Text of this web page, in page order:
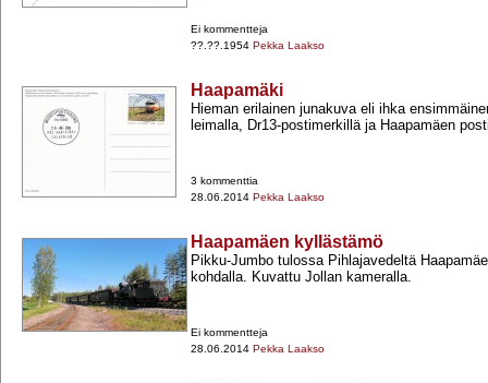
Ei kommentteja
??.??.1954 Pekka Laakso
Haapamäki
Hieman erilainen junakuva eli ihka
leimalla, Dr13-​postimerkillä ja Haapamäen
3 kommenttia
28.06.2014 Pekka Laakso
Haapamäen kyllästämö
Pikku-​Jumbo tulossa Pihlajavedeltä
kohdalla. Kuvattu Jollan kameralla.
Ei kommentteja
28.06.2014 Pekka Laakso